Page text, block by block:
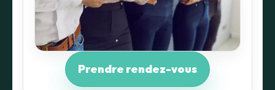
Prendre rendez-vous